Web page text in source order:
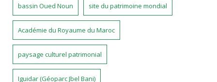
bassin Oued Noun site du patrimoine mondial
Académie du Royaume du Maroc
paysage culturel patrimonial
Iguidar (Géoparc Jbel Bani)